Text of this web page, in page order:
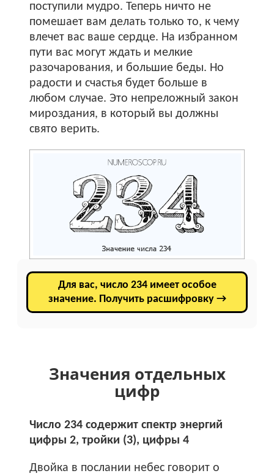
поступили мудро. Теперь ничто не
помешает вам делать только то, к чему
влечет вас ваше сердце. На избранном
пути вас могут ждать и мелкие
разочарования, и большие беды. Но
радости и счастья будет больше в
любом случае. Это непреложный закон
мироздания, в который вы должны
свято верить.
Для вас, число 234 имеет особое
значение. Получить расшифровку →
Значения отдельных
цифр
Число 234 содержит спектр энергий
цифры 2, тройки (3), цифры 4
Двойка в послании небес говорит о